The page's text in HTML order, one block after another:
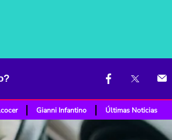
Gianni Infantino Últimas Noticias